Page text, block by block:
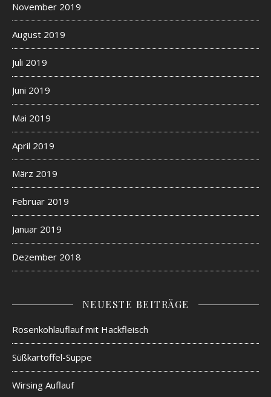
November 2019
August 2019
Juli 2019
Juni 2019
Mai 2019
April 2019
März 2019
Februar 2019
Januar 2019
Dezember 2018
NEUESTE BEITRÄGE
Rosenkohlauflauf mit Hackfleisch
Süßkartoffel-Suppe
Wirsing Auflauf